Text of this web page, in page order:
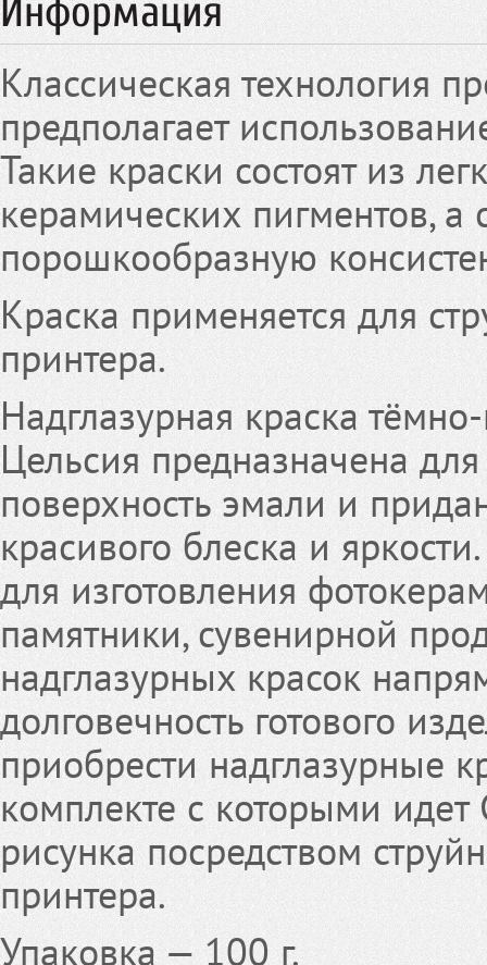
Информация
Классическая технология
предполагает
Такие краски состоят из
керамических пигментов, а
порошкообразную
Краска применяется для
принтера.
Надглазурная краска
Цельсия предназначена
поверхность эмали и
красивого блеска и
для изготовления
памятники, сувенирной
надглазурных красок
долговечность готового
приобрести надглазурные
комплекте с которыми
рисунка посредством
принтера.
Упаковка — 100 г.